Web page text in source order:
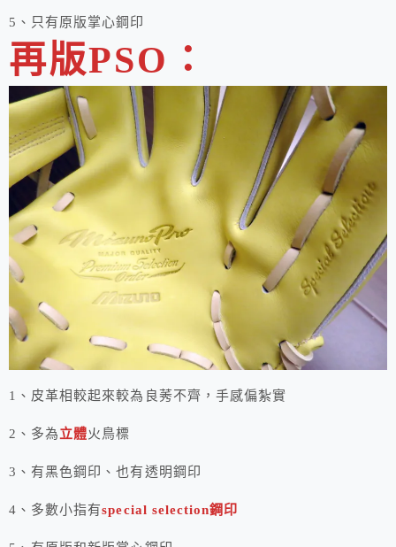
5、只有原版掌心鋼印
再版PSO：
1、皮革相較起來較為良莠不齊，手感偏紮實
2、多為立體火鳥標
3、有黑色鋼印、也有透明鋼印
4、多數小指有special selection鋼印